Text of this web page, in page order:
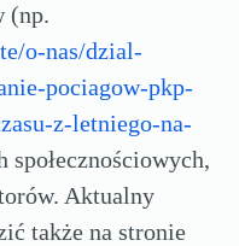
(np.
o-nas/dzial-
pociagow-pkp-
z-letniego-na-
społecznościowych,
Aktualny
także na stronie